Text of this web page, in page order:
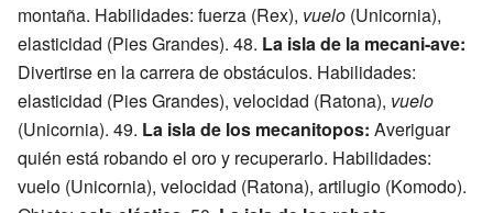
montaña. Habilidades: fuerza (Rex), vuelo (Unicornia),
elasticidad (Pies Grandes). 48. La isla de la mecani-ave:
Divertirse en la carrera de obstáculos. Habilidades:
elasticidad (Pies Grandes), velocidad (Ratona), vuelo
(Unicornia). 49. La isla de los mecanitopos: Averiguar
quién está robando el oro y recuperarlo. Habilidades:
vuelo (Unicornia), velocidad (Ratona), artilugio (Komodo).